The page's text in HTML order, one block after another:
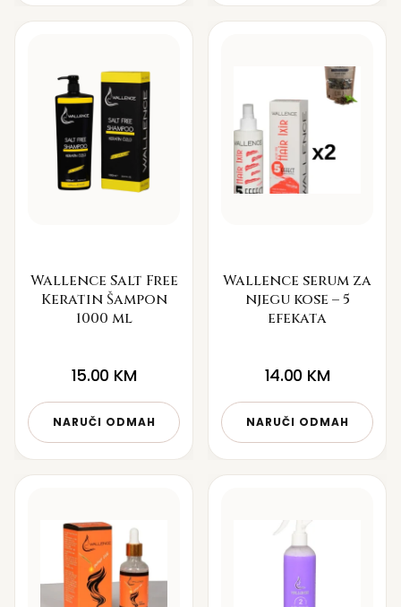
Wallence Salt Free
Keratin Šampon
1000 ml
15.00 KM
NARUČI ODMAH
Wallence serum za
njegu kose – 5
efekata
14.00 KM
NARUČI ODMAH